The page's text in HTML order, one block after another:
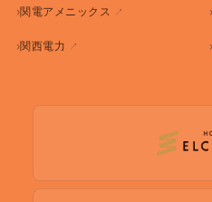
関電アメニックス ↗
関西電力 ↗